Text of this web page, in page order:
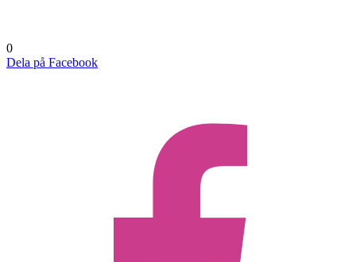
0
Dela på Facebook